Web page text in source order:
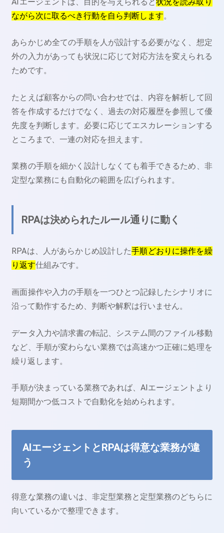
ながら次に取るべき行動を自ら判断します。
あらかじめ全ての手順を人が設計する必要がなく、想定
外の入力があっても状況に応じて対応方法を変えられる
ためです。
たとえば顧客からの問い合わせでは、内容を解析して回
答を作成するだけでなく、過去の対応履歴を参照して優
先度を判断します。必要に応じてエスカレーションする
ところまで、一連の対応を担えます。
業務の手順を細かく設計しなくても着手できるため、非
定型な業務にも自動化の範囲を広げられます。
RPAは決められたルール通りに動く
RPAは、人があらかじめ設計した手順どおりに操作を繰
り返す仕組みです。
画面操作や入力の手順を一つひとつ記録したシナリオに
沿って動作するため、判断や解釈は行いません。
データ入力や請求書の転記、システム間のファイル移動
など、手順が変わらない業務では高速かつ正確に処理を
繰り返します。
手順が決まっている業務であれば、AIエージェントより
短期間かつ低コストで自動化を始められます。
AIエージェントとRPAは得意な業務が違
う
得意な業務の違いは、非定型業務と定型業務のどちらに
向いているかで整理できます。